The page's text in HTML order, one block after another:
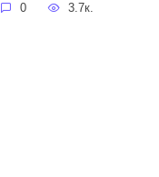
0 3.7к.